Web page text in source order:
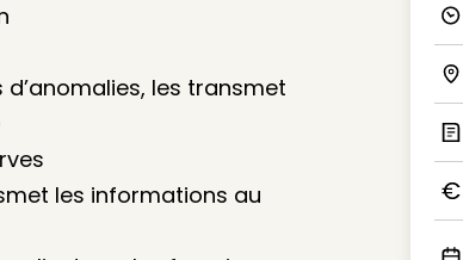
d’anomalies, les transmet
les informations au